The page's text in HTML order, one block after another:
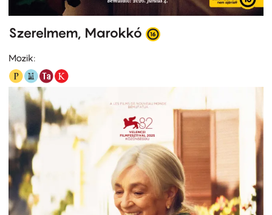
Szerelmem, Marokkó
Mozik: